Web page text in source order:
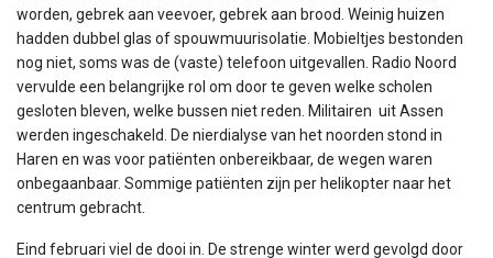
worden, gebrek aan veevoer, gebrek aan brood. Weinig huizen
hadden dubbel glas of spouwmuurisolatie. Mobieltjes bestonden
nog niet, soms was de (vaste) telefoon uitgevallen. Radio Noord
vervulde een belangrijke rol om door te geven welke scholen
gesloten bleven, welke bussen niet reden. Militairen uit Assen
werden ingeschakeld. De nierdialyse van het noorden stond in
Haren en was voor patiënten onbereikbaar, de wegen waren
onbegaanbaar. Sommige patiënten zijn per helikopter naar het
centrum gebracht.
Eind februari viel de dooi in. De strenge winter werd gevolgd door